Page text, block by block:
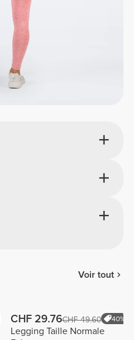
Voir tout
CHF 29.76CHF 49.60 40%
Legging Taille Normale